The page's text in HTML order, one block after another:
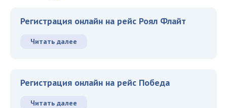
Регистрация онлайн на рейс Роял Флайт
Читать далее
Регистрация онлайн на рейс Победа
Читать далее